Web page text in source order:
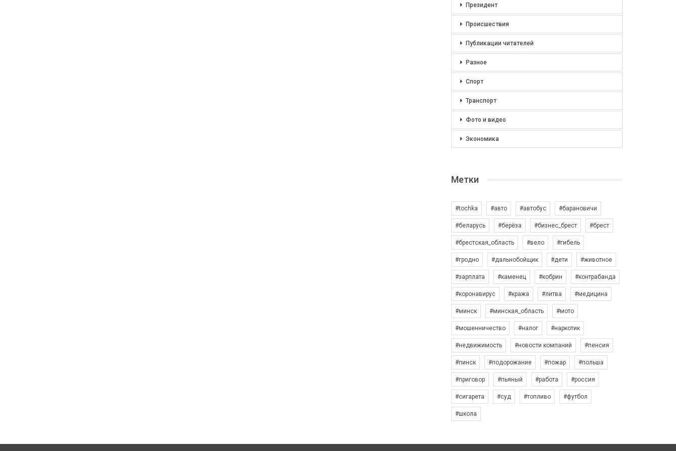
Президент
Происшествия
Публикации читателей
Разное
Спорт
Транспорт
Фото и видео
Экономика
Метки
#tochka #авто #автобус #барановичи
#беларусь #берёза #бизнес_брест #брест
#брестская_область #вело #гибель
#гродно #дальнобойщик #дети #животное
#зарплата #каменец #кобрин #контрабанда
#коронавирус #кража #литва #медицина
#минск #минская_область #мото
#мошенничество #налог #наркотик
#недвижимость #новости компаний #пенсия
#пинск #подорожание #пожар #польша
#приговор #пьяный #работа #россия
#сигарета #суд #топливо #футбол
#школа